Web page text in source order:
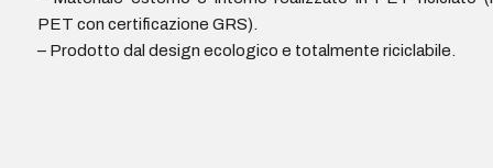
PET con certificazione GRS).
– Prodotto dal design ecologico e totalmente riciclabile.